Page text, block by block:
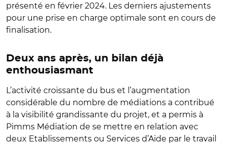
présenté en février 2024. Les derniers ajustements
pour une prise en charge optimale sont en cours de
finalisation.
Deux ans après, un bilan déjà
enthousiasmant
L’activité croissante du bus et l’augmentation
considérable du nombre de médiations a contribué
à la visibilité grandissante du projet, et a permis à
Pimms Médiation de se mettre en relation avec
deux Etablissements ou Services d’Aide par le travail